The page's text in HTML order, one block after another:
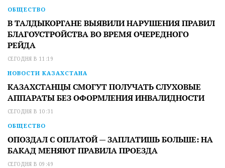
ОБЩЕСТВО
В ТАЛДЫКОРГАНЕ ВЫЯВИЛИ НАРУШЕНИЯ ПРАВИЛ
БЛАГОУСТРОЙСТВА ВО ВРЕМЯ ОЧЕРЕДНОГО
РЕЙДА
СЕГОДНЯ В 11:19
НОВОСТИ КАЗАХСТАНА
КАЗАХСТАНЦЫ СМОГУТ ПОЛУЧАТЬ СЛУХОВЫЕ
АППАРАТЫ БЕЗ ОФОРМЛЕНИЯ ИНВАЛИДНОСТИ
СЕГОДНЯ В 10:31
ОБЩЕСТВО
ОПОЗДАЛ С ОПЛАТОЙ — ЗАПЛАТИШЬ БОЛЬШЕ: НА
БАКАД МЕНЯЮТ ПРАВИЛА ПРОЕЗДА
СЕГОДНЯ В 09:49